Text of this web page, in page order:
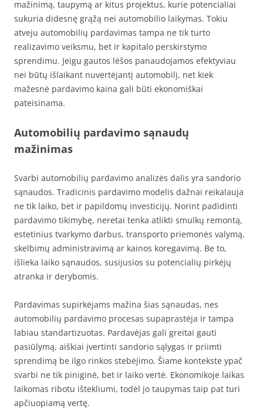
mažinimą, taupymą ar kitus projektus, kurie potencialiai
sukuria didesnę grąžą nei automobilio laikymas. Tokiu
atveju automobilių pardavimas tampa ne tik turto
realizavimo veiksmu, bet ir kapitalo perskirstymo
sprendimu. Jeigu gautos lėšos panaudojamos efektyviau
nei būtų išlaikant nuvertėjantį automobilį, net kiek
mažesnė pardavimo kaina gali būti ekonomiškai
pateisinama.
Automobilių pardavimo sąnaudų
mažinimas
Svarbi automobilių pardavimo analizės dalis yra sandorio
sąnaudos. Tradicinis pardavimo modelis dažnai reikalauja
ne tik laiko, bet ir papildomų investicijų. Norint padidinti
pardavimo tikimybę, neretai tenka atlikti smulkų remontą,
estetinius tvarkymo darbus, transporto priemonės valymą,
skelbimų administravimą ar kainos koregavimą. Be to,
išlieka laiko sąnaudos, susijusios su potencialių pirkėjų
atranka ir derybomis.
Pardavimas supirkėjams mažina šias sąnaudas, nes
automobilių pardavimo procesas supaprastėja ir tampa
labiau standartizuotas. Pardavėjas gali greitai gauti
pasiūlymą, aiškiai įvertinti sandorio sąlygas ir priimti
sprendimą be ilgo rinkos stebėjimo. Šiame kontekste ypač
svarbi ne tik piniginė, bet ir laiko vertė. Ekonomikoje laikas
laikomas ribotu ištekliumi, todėl jo taupymas taip pat turi
apčiuopiamą vertę.